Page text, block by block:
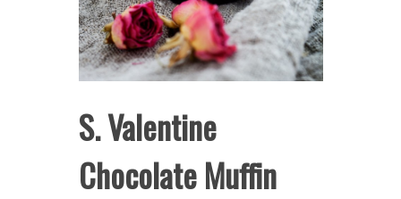
S. Valentine
Chocolate Muffin